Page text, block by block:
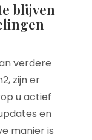
blijven
verdere
zijn er
u actief
en
manier is